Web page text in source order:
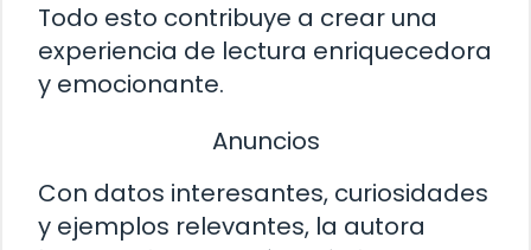
Todo esto contribuye a crear una
experiencia de lectura enriquecedora
y emocionante.
Anuncios
Con datos interesantes, curiosidades
y ejemplos relevantes, la autora